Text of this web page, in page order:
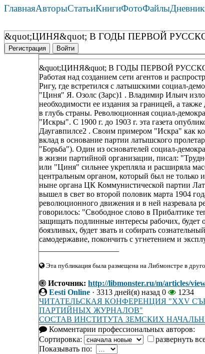
ГлавнаяАвторыСтатьиКнигиФотоФайлы
&quot;ЦИНЯ&quot; В ГОДЫ ПЕРВОЙ
Регистрация Войти
&quot;ЦИНЯ&quot; В ГОДЫ ПЕРВОЙ
Работая над созданием сети агентов и
Ригу, где встретился с латышскими социал-
"Циня" Я. Озолс (Зарс)1 . Владимир Ильич
необходимости ее издания за границей, а
в глубь страны. Революционная социал-
"Искры". С 1900 г. до 1903 г. эта газета
Даугавпилсе2 . Своим примером "Искра" как
вклад в основание партии латышского
"Борьба"). Один из основателей социал-
в жизни партийной организации, писал:
или "Циня" сильнее укрепляла и расширяла
центральным органом, который был не
ныне органа ЦК Коммунистической партии
вышел в свет во второй половик марта 1904
революционного движения и в ней назревала
говорилось: "Свободное слово в Прибалтике
защищать подлинные интересы рабочих, будет
боязливых, будет звать и собирать
самодержавие, покончить с угнетением и
Эта публикация была размещена на Либмонстре в
Источник: http://libmonster.ru/m/
Eesti Online · 3313 дней(я) назад 0
1234
ЧИТАТЕЛЬСКАЯ КОНФЕРЕНЦИЯ "XXV
ПАРТИЙНЫХ ЖУРНАЛОВ"
СОСТАВ ИНСТИТУТА ЗЕМСКИХ
Комментарии профессиональных авторов:
Сортировка:
развернуть
Показывать по: